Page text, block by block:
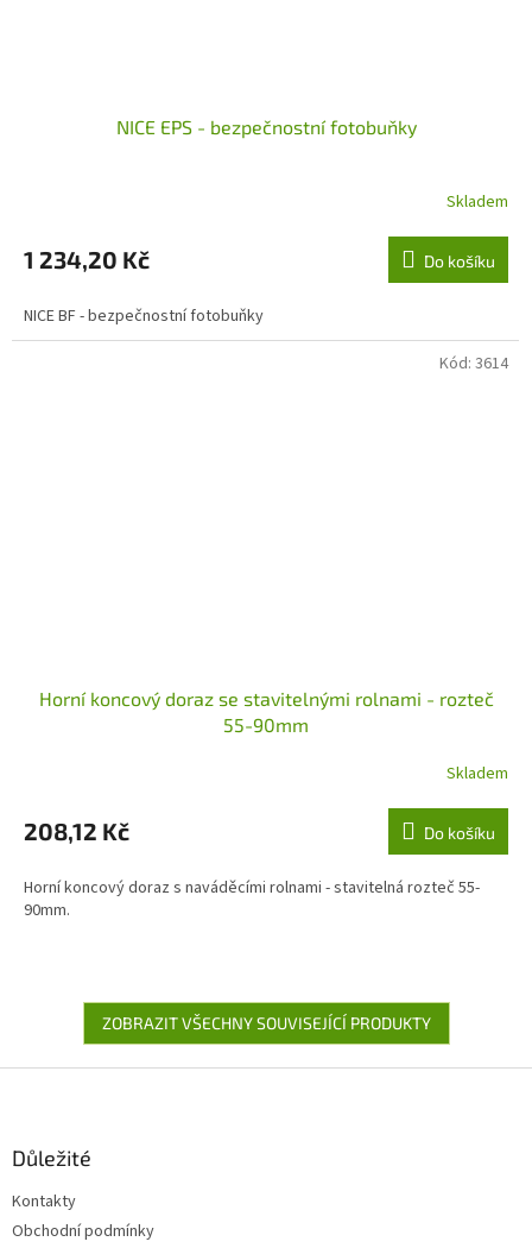
NICE EPS - bezpečnostní fotobuňky
Skladem
1 234,20 Kč Do košíku
NICE BF - bezpečnostní fotobuňky
Horní koncový doraz se stavitelnými rolnami - rozteč
55-90mm
Skladem
208,12 Kč Do košíku
Horní koncový doraz s naváděcími rolnami - stavitelná rozteč 55-
90mm.
Kód: 3614
ZOBRAZIT VŠECHNY SOUVISEJÍCÍ PRODUKTY
Důležité
Kontakty
Obchodní podmínky